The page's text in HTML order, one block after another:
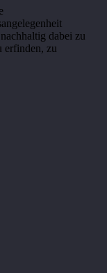
dabei zu
erfinden, zu